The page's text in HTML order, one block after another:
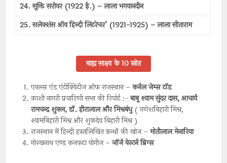
24. सूक्ति सरोवर (1922 ई.) – लाला भगवानदीन
25. सलेक्शंस ऑव हिन्दी लिटरेचर’ (1921-1925) – लाला सीताराम
बाह्य साक्ष्य के 10 स्रोत
एनल्स एंड एंटीक्विटीज ऑफ राजस्थान –कर्नल जेम्स टॉड
काशी नागरी प्रचारिणी सभा की रिपोर्ट :-बाबू श्याम सुंदर दास, आचार्य
रामचन्द्र शुक्ल, डॉ. हीरालाल और मिश्रबंधु( गणेशबिहारी मिश्र,
श्यामबिहारी मिश्र और शुकदेव बिहारी मिश्र )
राजस्थान में हिन्दी हस्तलिखित ग्रन्थों की खोज –मोतीलाल मेनारिया
गोरखनाथ एण्ड कनफटा योगीज –जॉर्ज वेस्टर्न ब्रिग्स